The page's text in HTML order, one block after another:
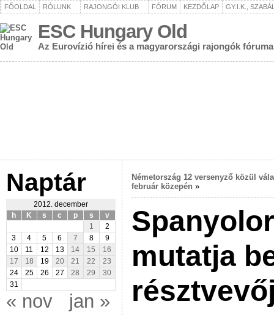
FŐOLDAL RÓLUNK RAJONGÓI KLUB FÓRUM KEZDŐLAP GY.I.K.,
ESC Hungary Old
Az Eurovízió hírei és a magyarországi rajongók fóruma
Naptár
2012. december
h
K s c p s
v
1
2
3
4 5 6 7 8
9
10
11 12 13 14 15
16
17
18 19 20 21 22
23
24
25 26 27 28 29
30
31
« nov jan »
Németország 12 versenyző közül
február közepén »
mutatja